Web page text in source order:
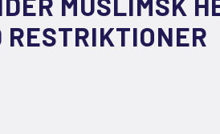
RESTRIKTIONER